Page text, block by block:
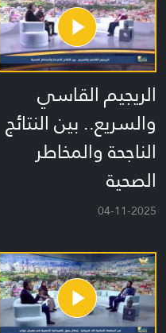
الريجيم القاسي
والسريع.. بين النتائج
الناجحة والمخاطر
الصحية
04-11-2025